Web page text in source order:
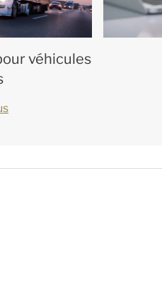
véhicules